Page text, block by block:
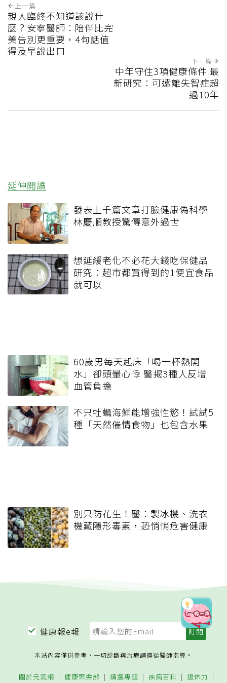
上一篇
親人臨終不知道該說什
麼？安寧醫師：陪伴比完
美告別更重要，4句話值
得及早說出口
下一篇
中年守住3項健康條件 最
新研究：可遠離失智症超
過10年
延伸閱讀
發表上千篇文章打臉健康偽科學
林慶順教授驚傳意外過世
想延緩老化不必花大錢吃保健品
研究：超市都買得到的1便宜食品
就可以
60歲男每天起床「喝一杯熱開
水」卻頭暈心悸 醫揭3種人反增
血管負擔
不只牡蠣海鮮能增強性慾！試試5
種「天然催情食物」也包含水果
別只防花生！醫：製冰機、洗衣
機藏隱形毒素，恐悄悄危害健康
健康報e報
本站內容僅供參考，一切診斷與治療請遵從醫師指導。
關於元氣網 健康聚樂部 精選專題 疾病百科 退休力